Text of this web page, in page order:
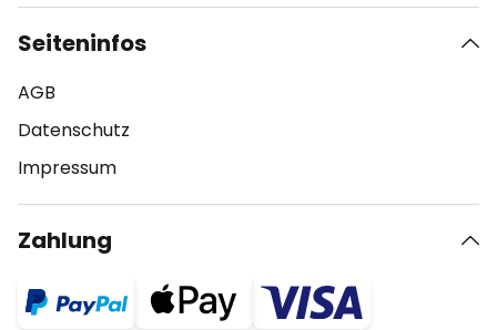
Seiteninfos
AGB
Datenschutz
Impressum
Zahlung